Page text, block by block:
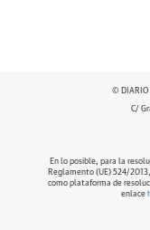
© DIARIO
C/
En lo posible, para la
Reglamento (UE) 524/
como plataforma de
enlace